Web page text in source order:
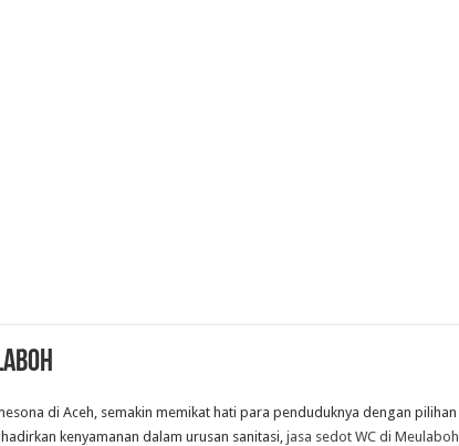
di Aceh, semakin memikat hati para penduduknya dengan pilihan
kenyamanan dalam urusan sanitasi, jasa sedot WC di Meulaboh